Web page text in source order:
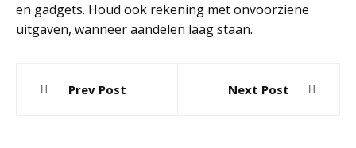
en gadgets. Houd ook rekening met onvoorziene
uitgaven, wanneer aandelen laag staan.
navigation
Prev Post Next Post